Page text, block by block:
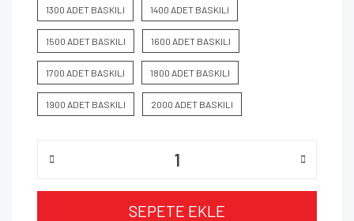
1300 ADET BASKILI 1400 ADET BASKILI
1500 ADET BASKILI 1600 ADET BASKILI
1700 ADET BASKILI 1800 ADET BASKILI
1900 ADET BASKILI 2000 ADET BASKILI
SEPETE EKLE